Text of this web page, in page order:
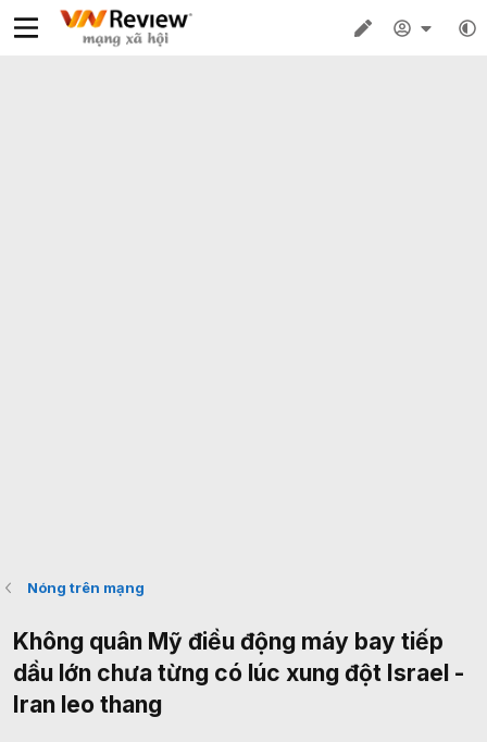
Nóng trên mạng
Không quân Mỹ điều động máy bay tiếp
dầu lớn chưa từng có lúc xung đột Israel -
Iran leo thang